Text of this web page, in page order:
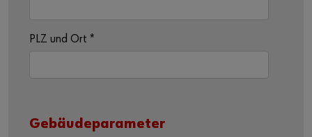
PLZ und Ort *
Gebäudeparameter